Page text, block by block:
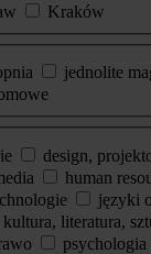
Kraków
jednolite
design,
human
języki
kultura, literatura,
psychologia